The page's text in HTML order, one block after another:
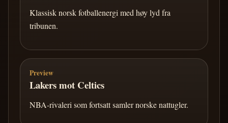
Klassisk norsk fotballenergi med høy lyd fra
tribunen.
Preview
Lakers mot Celtics
NBA-rivaleri som fortsatt samler norske nattugler.